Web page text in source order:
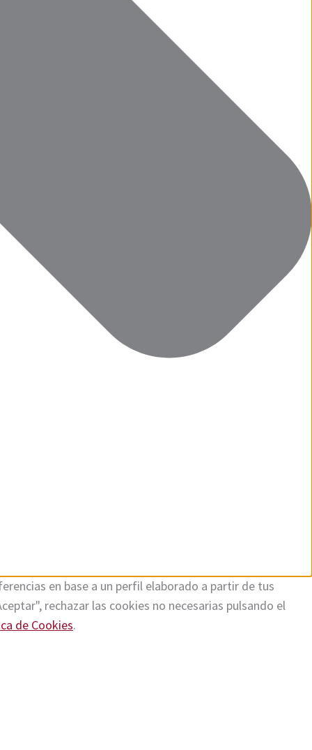
en base a un perfil elaborado a partir de tus
rechazar las cookies no necesarias pulsando el
de Cookies.